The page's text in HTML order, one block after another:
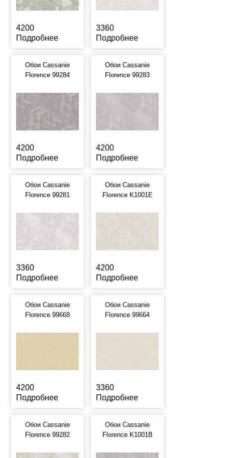
4200
Подробнее
3360
Подробнее
Обои Cassanie
Florence 99284
4200
Подробнее
Обои Cassanie
Florence 99283
4200
Подробнее
Обои Cassanie
Florence 99281
3360
Подробнее
Обои Cassanie
Florence K1001E
4200
Подробнее
Обои Cassanie
Florence 99668
4200
Подробнее
Обои Cassanie
Florence 99664
3360
Подробнее
Обои Cassanie
Florence 99282
Обои Cassanie
Florence K1001B